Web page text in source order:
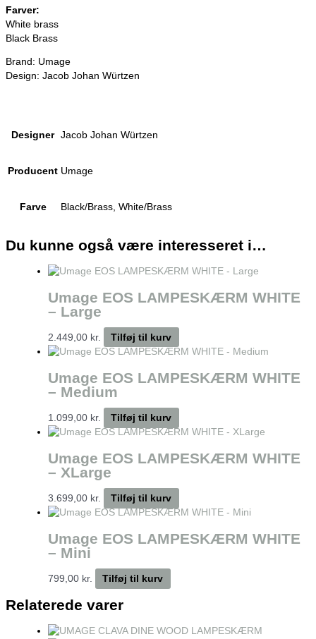
Farver:
White brass
Black Brass
Brand: Umage
Design: Jacob Johan Würtzen
Designer Jacob Johan Würtzen
Producent Umage
Farve Black/Brass, White/Brass
Du kunne også være interesseret i…
Umage EOS LAMPESKÆRM WHITE
– Large
2.449,00 kr. Tilføj til kurv
Umage EOS LAMPESKÆRM WHITE
– Medium
1.099,00 kr. Tilføj til kurv
Umage EOS LAMPESKÆRM WHITE
– XLarge
3.699,00 kr. Tilføj til kurv
Umage EOS LAMPESKÆRM WHITE
– Mini
799,00 kr. Tilføj til kurv
Relaterede varer